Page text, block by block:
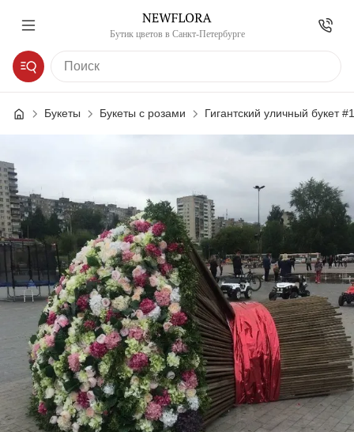
Бутик цветов в Санкт-Петербурге
Букеты Букеты с розами Гигантский уличный букет